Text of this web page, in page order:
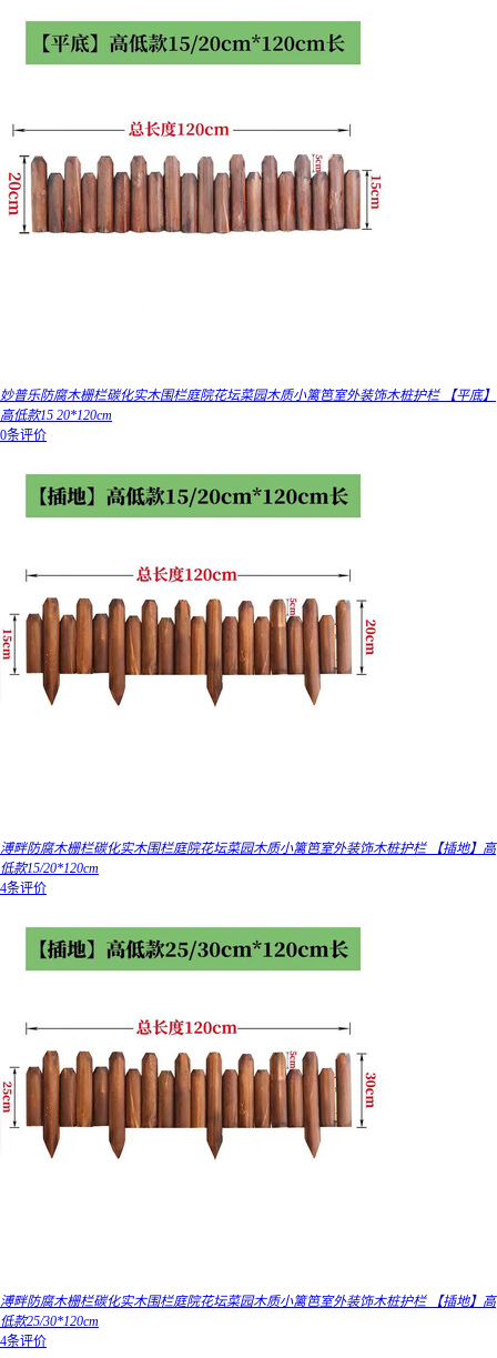
妙普乐防腐木栅栏碳化实木围栏庭院花坛菜园木质小篱笆室外装饰木桩护栏 【平底】
高低款15 20*120cm
0条评价
溥畔防腐木栅栏碳化实木围栏庭院花坛菜园木质小篱笆室外装饰木桩护栏 【插地】高
低款15/20*120cm
4条评价
溥畔防腐木栅栏碳化实木围栏庭院花坛菜园木质小篱笆室外装饰木桩护栏 【插地】高
低款25/30*120cm
4条评价